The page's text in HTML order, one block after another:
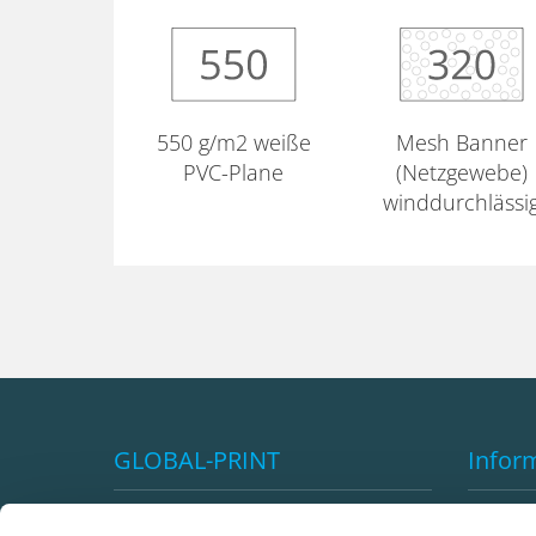
550 g/m2 weiße
PVC-Plane
Mesh Banner
(Netzgewebe)
GLOBAL-PRINT